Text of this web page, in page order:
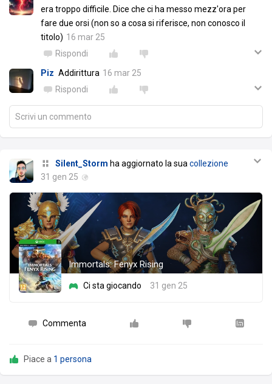
era troppo difficile. Dice che ci ha messo mezz'ora per
fare due orsi (non so a cosa si riferisce, non conosco il
titolo) 16 mar 25
Rispondi
Piz Addirittura 16 mar 25
Rispondi
Scrivi un commento
Silent_Storm ha aggiornato la sua collezione
31 gen 25
Immortals: Fenyx Rising
Ci sta giocando 31 gen 25
Commenta
Piace a 1 persona